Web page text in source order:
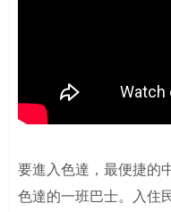
要進入色達，最便捷的
色達的一班巴士。入住